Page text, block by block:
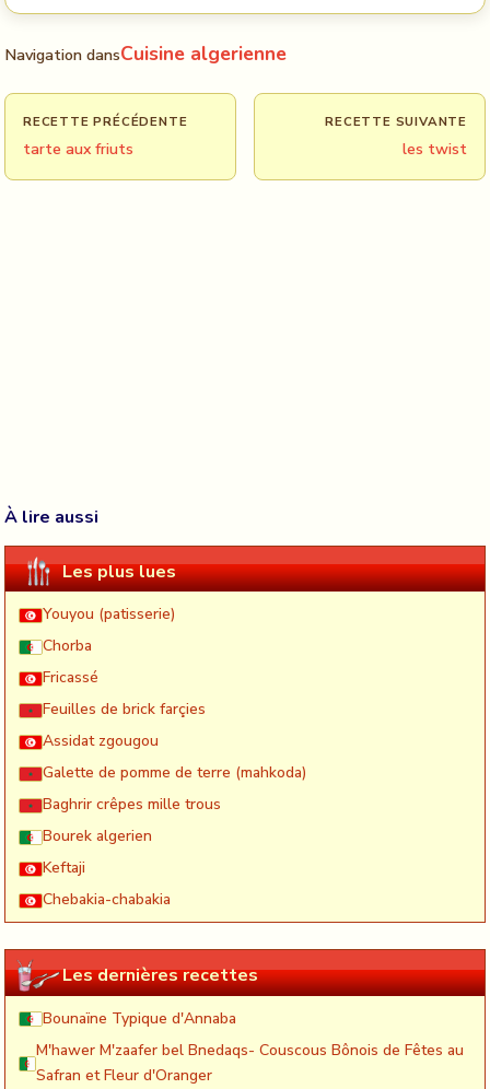
Navigation dansCuisine algerienne
RECETTE PRÉCÉDENTE
tarte aux friuts
RECETTE SUIVANTE
les twist
À lire aussi
Les plus lues
Youyou (patisserie)
Chorba
Fricassé
Feuilles de brick farçies
Assidat zgougou
Galette de pomme de terre (mahkoda)
Baghrir crêpes mille trous
Bourek algerien
Keftaji
Chebakia-chabakia
Les dernières recettes
Bounaïne Typique d'Annaba
M'hawer M'zaafer bel Bnedaqs- Couscous Bônois de Fêtes au
Safran et Fleur d'Oranger